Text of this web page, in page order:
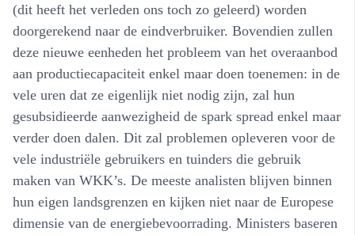
(dit heeft het verleden ons toch zo geleerd) worden
doorgerekend naar de eindverbruiker. Bovendien zullen
deze nieuwe eenheden het probleem van het overaanbod
aan productiecapaciteit enkel maar doen toenemen: in de
vele uren dat ze eigenlijk niet nodig zijn, zal hun
gesubsidieerde aanwezigheid de spark spread enkel maar
verder doen dalen. Dit zal problemen opleveren voor de
vele industriële gebruikers en tuinders die gebruik
maken van WKK’s. De meeste analisten blijven binnen
hun eigen landsgrenzen en kijken niet naar de Europese
dimensie van de energiebevoorrading. Ministers baseren